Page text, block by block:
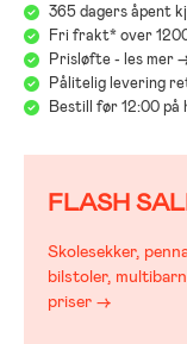
365 dagers åpent
Fri frakt* over
Prisløfte - les mer -
Pålitelig levering
Bestill før 12:00 på
FLASH
Skolesekker,
bilstoler,
priser →